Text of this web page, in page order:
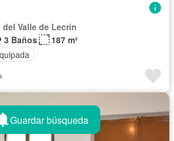
Valle de Lecrín
3 Baños
187 m²
Guardar búsqueda